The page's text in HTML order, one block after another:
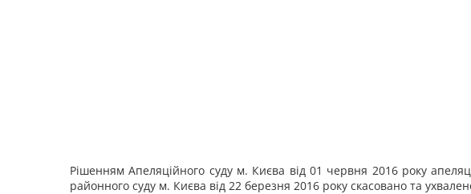
Рішенням Апеляційного суду м. Києва від 01 червня 2016 року
районного суду м. Києва від 22 березня 2016 року скасовано та